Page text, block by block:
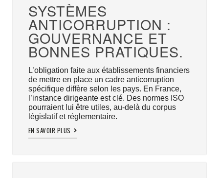
SYSTÈMES
ANTICORRUPTION :
GOUVERNANCE ET
BONNES PRATIQUES.
L’obligation faite aux établissements financiers
de mettre en place un cadre anticorruption
spécifique diffère selon les pays. En France,
l’instance dirigeante est clé. Des normes ISO
pourraient lui être utiles, au-delà du corpus
législatif et réglementaire.
EN SAVOIR PLUS